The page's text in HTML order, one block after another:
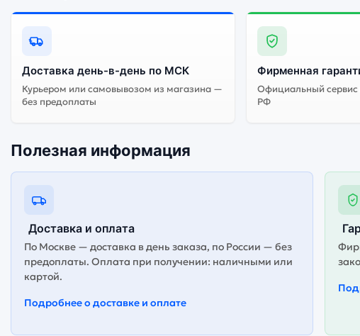
Доставка день-в-день по МСК
Курьером или самовывозом из магазина —
без предоплаты
Фирменная
Официальный сервис
РФ
Полезная информация
Доставка и оплата
По Москве — доставка в день заказа, по России — без
предоплаты. Оплата при получении: наличными или
картой.
Подробнее о доставке и оплате